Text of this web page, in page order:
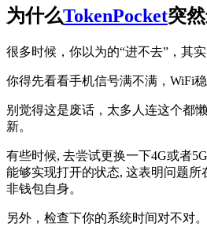
为什么TokenPocket突
很多时候，你以为的“进不去”，其
你得先看看手机信号满不满，WiFi稳
别觉得这是废话，太多人连这个都
新。
有些时候, 去尝试更换一下4G或者
能够实现打开的状态, 这表明问题所
非钱包自身。
另外，检查下你的系统时间对不对。